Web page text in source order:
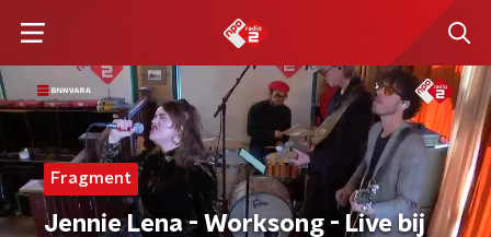
Fragment
Jennie Lena - Worksong - Live bij